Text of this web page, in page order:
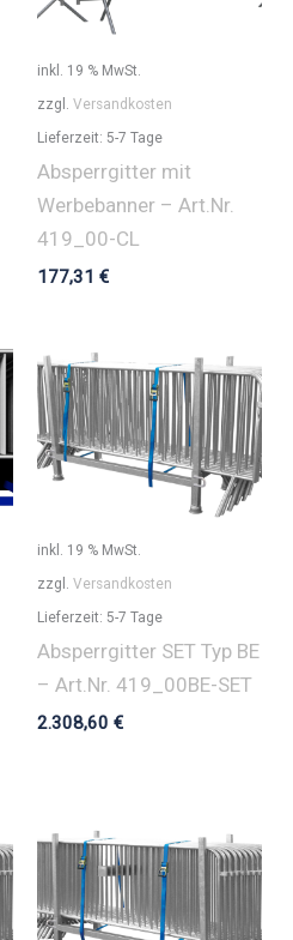
inkl. 19 % MwSt.
zzgl. Versandkosten
Lieferzeit: 5-7 Tage
Absperrgitter mit
Werbebanner – Art.Nr.
419_00-CL
177,31 €
inkl. 19 % MwSt.
zzgl. Versandkosten
Lieferzeit: 5-7 Tage
Absperrgitter SET Typ BE
– Art.Nr. 419_00BE-SET
2.308,60 €